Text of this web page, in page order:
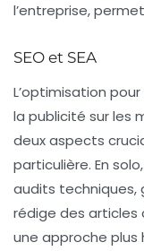
l’entreprise,
SEO et SEA
L’optimisation
la publicité sur les
deux aspects
particulière. En
audits techniques,
rédige des
une approche